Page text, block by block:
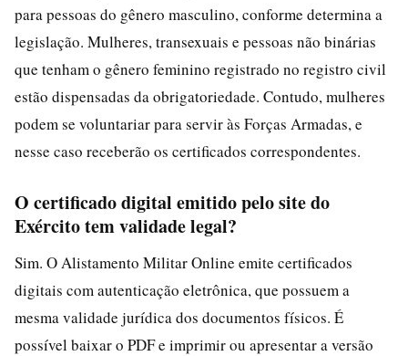
para pessoas do gênero masculino, conforme determina a
legislação. Mulheres, transexuais e pessoas não binárias
que tenham o gênero feminino registrado no registro civil
estão dispensadas da obrigatoriedade. Contudo, mulheres
podem se voluntariar para servir às Forças Armadas, e
nesse caso receberão os certificados correspondentes.
O certificado digital emitido pelo site do
Exército tem validade legal?
Sim. O Alistamento Militar Online emite certificados
digitais com autenticação eletrônica, que possuem a
mesma validade jurídica dos documentos físicos. É
possível baixar o PDF e imprimir ou apresentar a versão